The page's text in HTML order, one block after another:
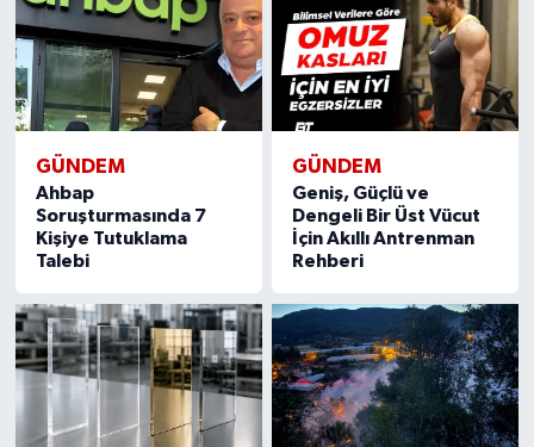
GÜNDEM
Ahbap
Soruşturmasında 7
Kişiye Tutuklama
Talebi
GÜNDEM
Geniş, Güçlü ve
Dengeli Bir Üst Vücut
İçin Akıllı Antrenman
Rehberi